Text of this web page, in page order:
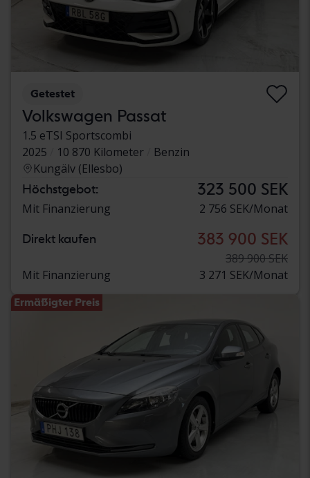
Getestet
Volkswagen Passat
1.5 eTSI Sportscombi
2025
10 870 Kilometer
Benzin
Kungälv (Ellesbo)
Höchstgebot: 323 500 SEK
Mit Finanzierung 2 756 SEK/Monat
Direkt kaufen 383 900 SEK
389 900 SEK
Mit Finanzierung
3 271 SEK/Monat
Ermäßigter Preis